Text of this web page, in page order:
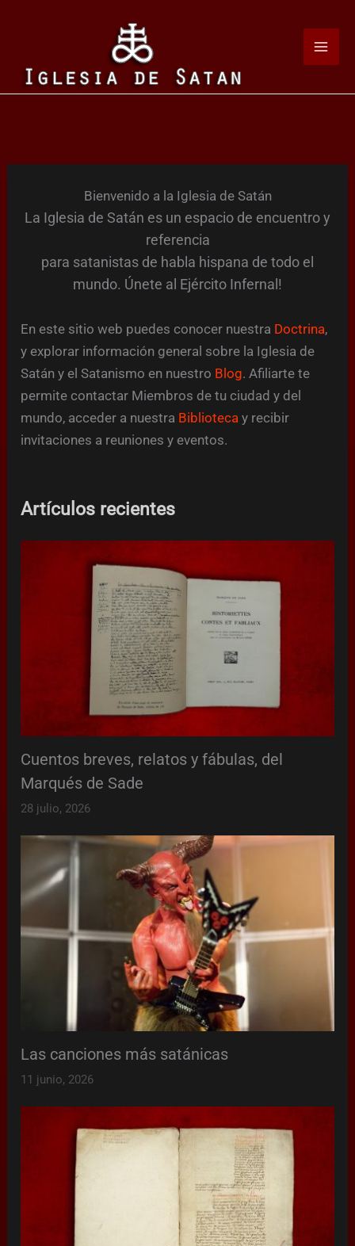
Bienvenido a la Iglesia de Satán
La Iglesia de Satán es un espacio de encuentro y
referencia
para satanistas de habla hispana de todo el
mundo. Únete al Ejército Infernal!
En este sitio web puedes conocer nuestra Doctrina,
y explorar información general sobre la Iglesia de
Satán y el Satanismo en nuestro Blog. Afiliarte te
permite contactar Miembros de tu ciudad y del
mundo, acceder a nuestra Biblioteca y recibir
invitaciones a reuniones y eventos.
Artículos recientes
Cuentos breves, relatos y fábulas, del
Marqués de Sade
28 julio, 2026
Las canciones más satánicas
11 junio, 2026